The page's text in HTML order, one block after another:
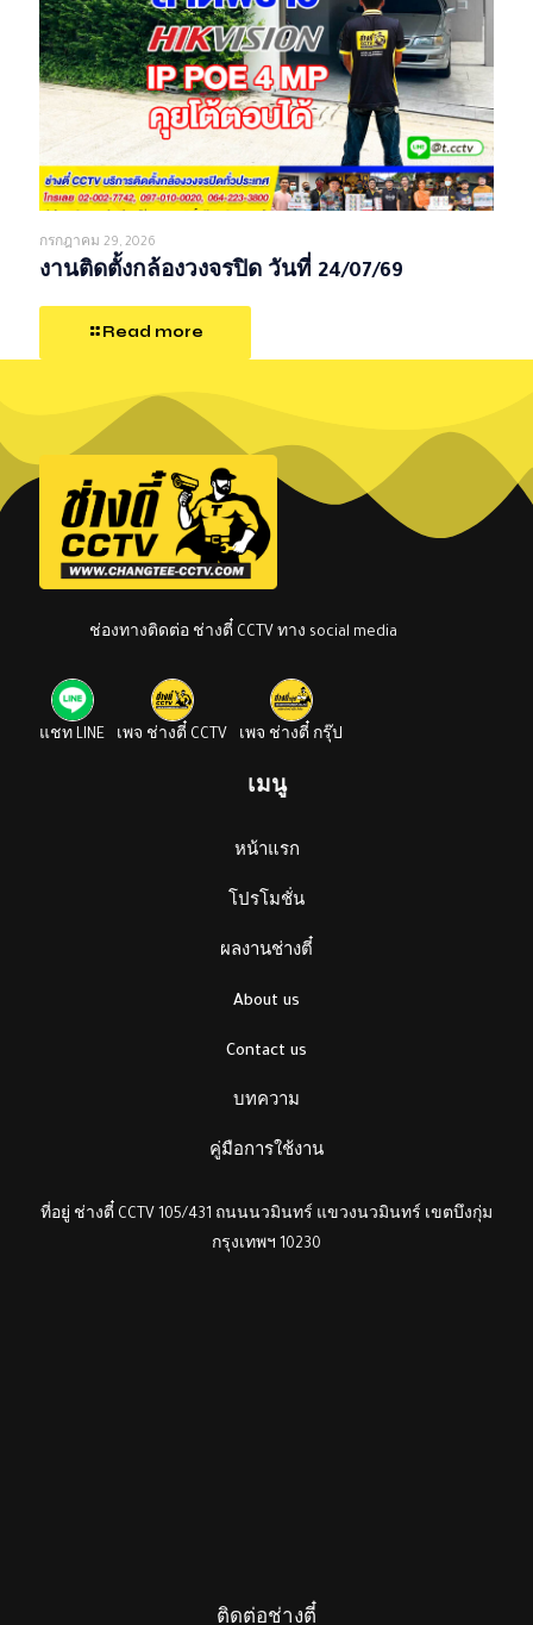
กรกฎาคม 29, 2026
งานติดตั้งกล้องวงจรปิด วันที่ 24/07/69
Read more
ช่องทางติดต่อ ช่างตี๋ CCTV ทาง social media
แชท LINE เพจ ช่างตี๋ CCTV เพจ ช่างตี๋ กรุ๊ป
เมนู
หน้าแรก
โปรโมชั่น
ผลงานช่างตี๋
About us
Contact us
บทความ
คู่มือการใช้งาน
ที่อยู่ ช่างตี๋ CCTV 105/431 ถนนนวมินทร์ แขวงนวมินทร์ เขตบึงกุ่ม
กรุงเทพฯ 10230
ติดต่อช่างตี๋